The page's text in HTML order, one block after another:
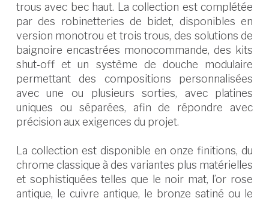
trous avec bec haut. La collection est complétée
par des robinetteries de bidet, disponibles en
version monotrou et trois trous, des solutions de
baignoire encastrées monocommande, des kits
shut-off et un système de douche modulaire
permettant des compositions personnalisées
avec une ou plusieurs sorties, avec platines
uniques ou séparées, afin de répondre avec
précision aux exigences du projet.
La collection est disponible en onze finitions, du
chrome classique à des variantes plus matérielles
et sophistiquées telles que le noir mat, l’or rose
antique, le cuivre antique, le bronze satiné ou le